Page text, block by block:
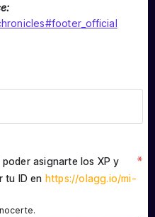
asignarte los XP y
tu ID en https://olagg.io/mi-
*